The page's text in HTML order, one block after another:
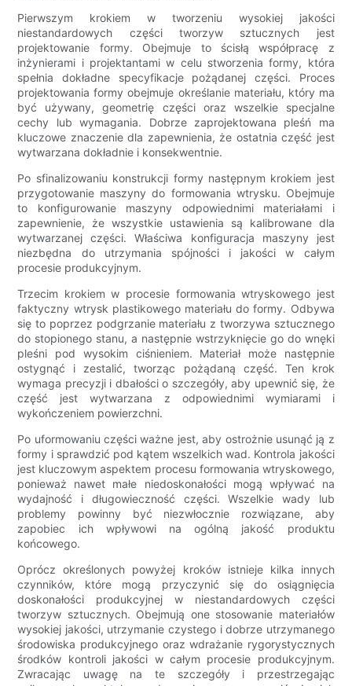
Pierwszym krokiem w tworzeniu wysokiej jakości
niestandardowych części tworzyw sztucznych jest
projektowanie formy. Obejmuje to ścisłą współpracę z
inżynierami i projektantami w celu stworzenia formy, która
spełnia dokładne specyfikacje pożądanej części. Proces
projektowania formy obejmuje określanie materiału, który ma
być używany, geometrię części oraz wszelkie specjalne
cechy lub wymagania. Dobrze zaprojektowana pleśń ma
kluczowe znaczenie dla zapewnienia, że ​​ostatnia część jest
wytwarzana dokładnie i konsekwentnie.
Po sfinalizowaniu konstrukcji formy następnym krokiem jest
przygotowanie maszyny do formowania wtrysku. Obejmuje
to konfigurowanie maszyny odpowiednimi materiałami i
zapewnienie, że wszystkie ustawienia są kalibrowane dla
wytwarzanej części. Właściwa konfiguracja maszyny jest
niezbędna do utrzymania spójności i jakości w całym
procesie produkcyjnym.
Trzecim krokiem w procesie formowania wtryskowego jest
faktyczny wtrysk plastikowego materiału do formy. Odbywa
się to poprzez podgrzanie materiału z tworzywa sztucznego
do stopionego stanu, a następnie wstrzyknięcie go do wnęki
pleśni pod wysokim ciśnieniem. Materiał może następnie
ostygnąć i zestalić, tworząc pożądaną część. Ten krok
wymaga precyzji i dbałości o szczegóły, aby upewnić się, że
część jest wytwarzana z odpowiednimi wymiarami i
wykończeniem powierzchni.
Po uformowaniu części ważne jest, aby ostrożnie usunąć ją z
formy i sprawdzić pod kątem wszelkich wad. Kontrola jakości
jest kluczowym aspektem procesu formowania wtryskowego,
ponieważ nawet małe niedoskonałości mogą wpływać na
wydajność i długowieczność części. Wszelkie wady lub
problemy powinny być niezwłocznie rozwiązane, aby
zapobiec ich wpływowi na ogólną jakość produktu
końcowego.
Oprócz określonych powyżej kroków istnieje kilka innych
czynników, które mogą przyczynić się do osiągnięcia
doskonałości produkcyjnej w niestandardowych części
tworzyw sztucznych. Obejmują one stosowanie materiałów
wysokiej jakości, utrzymanie czystego i dobrze utrzymanego
środowiska produkcyjnego oraz wdrażanie rygorystycznych
środków kontroli jakości w całym procesie produkcyjnym.
Zwracając uwagę na te szczegóły i przestrzegając